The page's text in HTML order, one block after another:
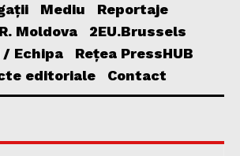
Mediu
Reportaje
Moldova
2EU.Brussels
/ Echipa
Rețea PressHUB
editoriale
Contact